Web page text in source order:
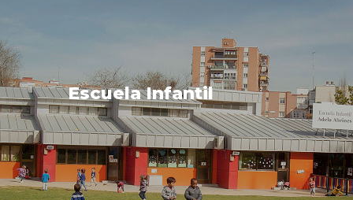
Escuela Infantil